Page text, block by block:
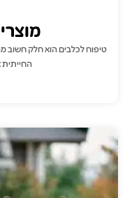
טיפוח לכלבים הוא חלק חשוב
החייתית